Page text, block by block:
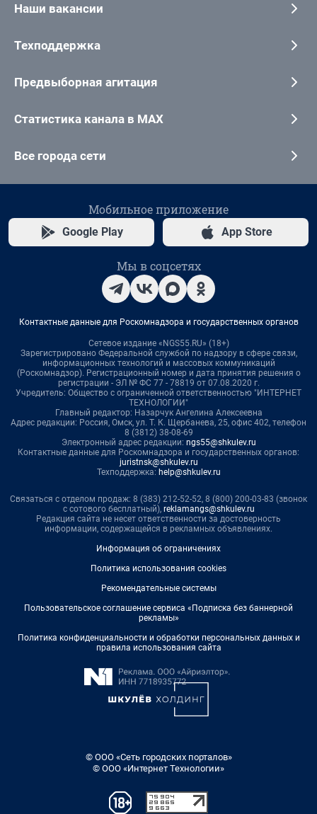
Наши вакансии
Техподдержка
Предвыборная агитация
Статистика канала в MAX
Все города сети
Мобильное приложение
Google Play App Store
Мы в соцсетях
Контактные данные для Роскомнадзора и государственных органов
Сетевое издание «NGS55.RU» (18+)
Зарегистрировано Федеральной службой по надзору в сфере связи,
информационных технологий и массовых коммуникаций
(Роскомнадзор). Регистрационный номер и дата принятия решения о
регистрации - ЭЛ № ФС 77 - 78819 от 07.08.2020 г.
Учредитель: Общество с ограниченной ответственностью "ИНТЕРНЕТ
ТЕХНОЛОГИИ"
Главный редактор: Назарчук Ангелина Алексеевна
Адрес редакции: Россия, Омск, ул. Т. К. Щербанева, 25, офис 402, телефон
8 (3812) 38-08-69
Электронный адрес редакции: ngs55@shkulev.ru
Контактные данные для Роскомнадзора и государственных органов:
juristnsk@shkulev.ru
Техподдержка: help@shkulev.ru
Связаться с отделом продаж: 8 (383) 212-52-52, 8 (800) 200-03-83 (звонок
с сотового бесплатный), reklamangs@shkulev.ru
Редакция сайта не несет ответственности за достоверность
информации, содержащейся в рекламных объявлениях.
Информация об ограничениях
Политика использования cookies
Рекомендательные системы
Пользовательское соглашение сервиса «Подписка без баннерной
рекламы»
Политика конфиденциальности и обработки персональных данных и
правила использования сайта
© ООО «Сеть городских порталов»
© ООО «Интернет Технологии»